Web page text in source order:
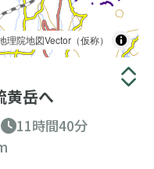
理院地図Vector（仮称）
黄岳へ
11時間40分